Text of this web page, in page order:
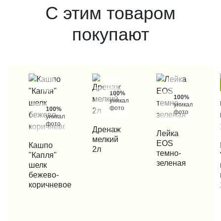
С этим товаром
покупают
100%
уникальные
фото
КУПИТЬ В 1 КЛИК
Кашпо
"Капля"
шелк
бежево-
коричневое
100%
уникальные
фото
КУПИТЬ В 1 КЛИК
Дренаж
мелкий
2л
100%
уникальные
фото
КУПИТЬ В 1 КЛИК
Лейка
EOS
темно-
зеленая